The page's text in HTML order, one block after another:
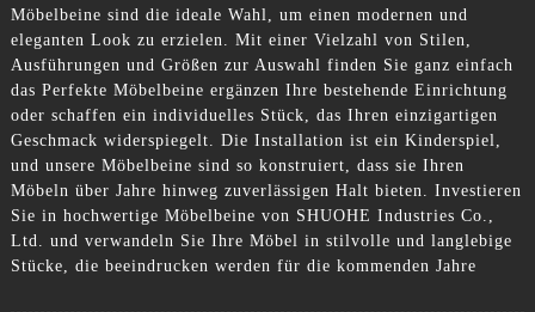
Möbelbeine sind die ideale Wahl, um einen modernen und
eleganten Look zu erzielen. Mit einer Vielzahl von Stilen,
Ausführungen und Größen zur Auswahl finden Sie ganz einfach
das Perfekte Möbelbeine ergänzen Ihre bestehende Einrichtung
oder schaffen ein individuelles Stück, das Ihren einzigartigen
Geschmack widerspiegelt. Die Installation ist ein Kinderspiel,
und unsere Möbelbeine sind so konstruiert, dass sie Ihren
Möbeln über Jahre hinweg zuverlässigen Halt bieten. Investieren
Sie in hochwertige Möbelbeine von SHUOHE Industries Co.,
Ltd. und verwandeln Sie Ihre Möbel in stilvolle und langlebige
Stücke, die beeindrucken werden für die kommenden Jahre